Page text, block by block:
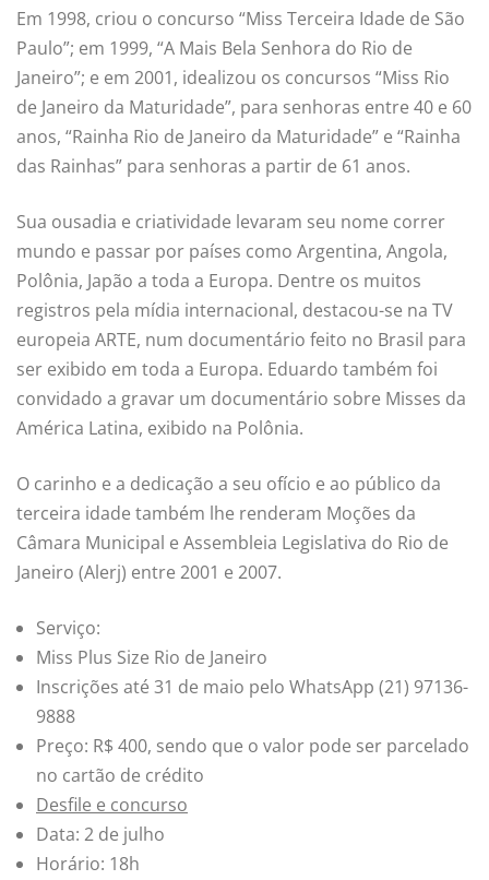
Em 1998, criou o concurso “Miss Terceira Idade de São
Paulo”; em 1999, “A Mais Bela Senhora do Rio de
Janeiro”; e em 2001, idealizou os concursos “Miss Rio
de Janeiro da Maturidade”, para senhoras entre 40 e 60
anos, “Rainha Rio de Janeiro da Maturidade” e “Rainha
das Rainhas” para senhoras a partir de 61 anos.
Sua ousadia e criatividade levaram seu nome correr
mundo e passar por países como Argentina, Angola,
Polônia, Japão a toda a Europa. Dentre os muitos
registros pela mídia internacional, destacou-se na TV
europeia ARTE, num documentário feito no Brasil para
ser exibido em toda a Europa. Eduardo também foi
convidado a gravar um documentário sobre Misses da
América Latina, exibido na Polônia.
O carinho e a dedicação a seu ofício e ao público da
terceira idade também lhe renderam Moções da
Câmara Municipal e Assembleia Legislativa do Rio de
Janeiro (Alerj) entre 2001 e 2007.
Serviço:
Miss Plus Size Rio de Janeiro
Inscrições até 31 de maio pelo WhatsApp (21) 97136-
9888
Preço: R$ 400, sendo que o valor pode ser parcelado
no cartão de crédito
Desfile e concurso
Data: 2 de julho
Horário: 18h